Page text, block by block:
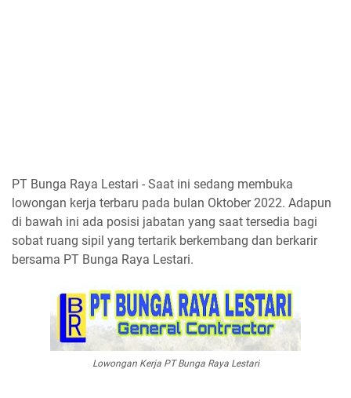
PT Bunga Raya Lestari - Saat ini sedang membuka
lowongan kerja terbaru pada bulan Oktober 2022. Adapun
di bawah ini ada posisi jabatan yang saat tersedia bagi
sobat ruang sipil yang tertarik berkembang dan berkarir
bersama PT Bunga Raya Lestari.
Lowongan Kerja PT Bunga Raya Lestari